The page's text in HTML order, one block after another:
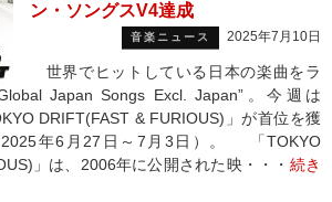
ン・ソングスV4達成
音楽ニュース 2025年7月10日
世界でヒットしている日本の楽曲をラ
Japan Songs Excl. Japan”。今週は
DRIFT(FAST & FURIOUS)」が首位を獲
2025年6月27日～7月3日）。 「TOKYO
」は、2006年に公開された映・・・ 続き